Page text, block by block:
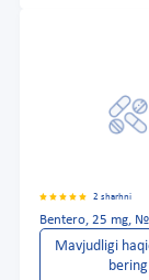
2 sharhni
Bentero, 25 mg,
Mavjudligi
bering